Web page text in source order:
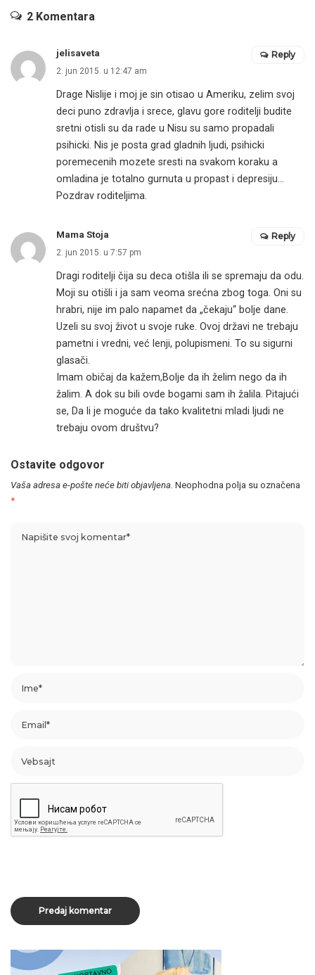
2 Komentara
jelisaveta
2. jun 2015. u 12:47 am
Drage Nislije i moj je sin otisao u Ameriku, zelim svoj
deci puno zdravlja i srece, glavu gore roditelji budite
sretni otisli su da rade u Nisu su samo propadali
psihicki. Nis je posta grad gladnih ljudi, psihicki
poremecenih mozete sresti na svakom koraku a
omladina je totalno gurnuta u propast i depresiju…
Pozdrav roditeljima.
Reply
Mama Stoja
2. jun 2015. u 7:57 pm
Dragi roditelji čija su deca otišla ili se spremaju da odu.
Moji su otišli i ja sam veoma srećna zbog toga. Oni su
hrabri, nije im palo napamet da „čekaju“ bolje dane.
Uzeli su svoj život u svoje ruke. Ovoj državi ne trebaju
pametni i vredni, već lenji, polupismeni. To su sigurni
glasači.
Imam običaj da kažem,Bolje da ih želim nego da ih
žalim. A dok su bili ovde bogami sam ih žalila. Pitajući
se, Da li je moguće da tako kvalitetni mladi ljudi ne
trebaju ovom društvu?
Reply
Ostavite odgovor
Vaša adresa e-pošte neće biti objavljena. Neophodna polja su označena
*